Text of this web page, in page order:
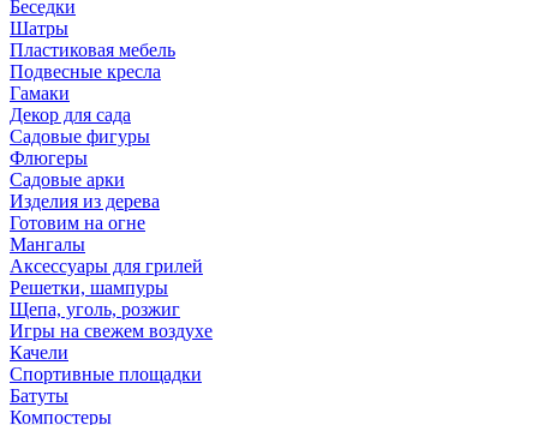
Беседки
Шатры
Пластиковая мебель
Подвесные кресла
Гамаки
Декор для сада
Садовые фигуры
Флюгеры
Садовые арки
Изделия из дерева
Готовим на огне
Мангалы
Аксессуары для грилей
Решетки, шампуры
Щепа, уголь, розжиг
Игры на свежем воздухе
Качели
Спортивные площадки
Батуты
Компостеры